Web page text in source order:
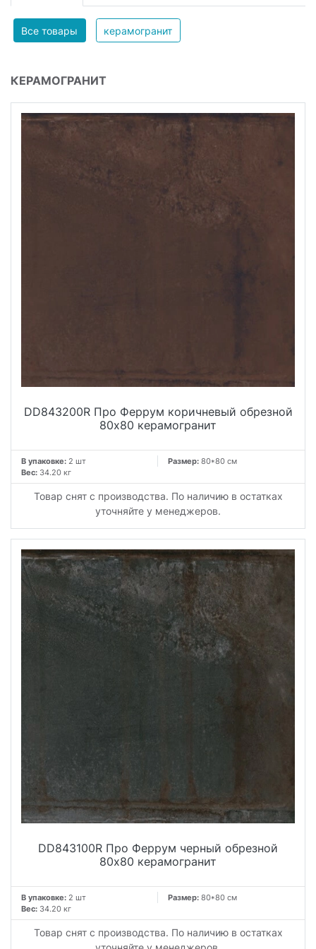
Все товары керамогранит
КЕРАМОГРАНИТ
DD843200R Про Феррум коричневый обрезной
80x80 керамогранит
В упаковке: 2 шт Размер: 80*80 см
Вес: 34.20 кг
Товар снят с производства. По наличию в остатках
уточняйте у менеджеров.
DD843100R Про Феррум черный обрезной
80x80 керамогранит
В упаковке: 2 шт Размер: 80*80 см
Вес: 34.20 кг
Товар снят с производства. По наличию в остатках